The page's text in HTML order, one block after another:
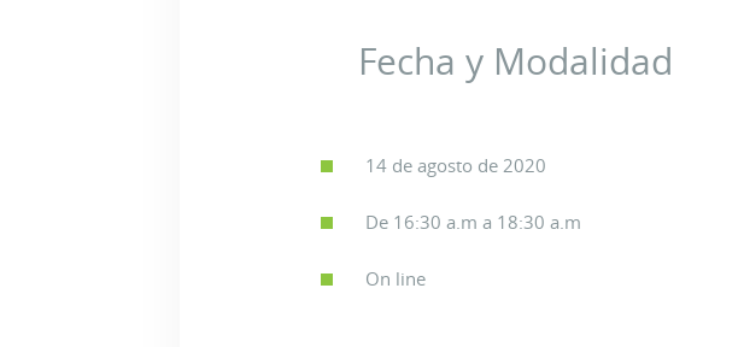
Fecha y Modalidad
14 de agosto de 2020
De 16:30 a.m a 18:30 a.m
On line